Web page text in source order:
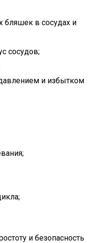
бляшек в сосудах и
сосудов;
и избытком
и безопасность